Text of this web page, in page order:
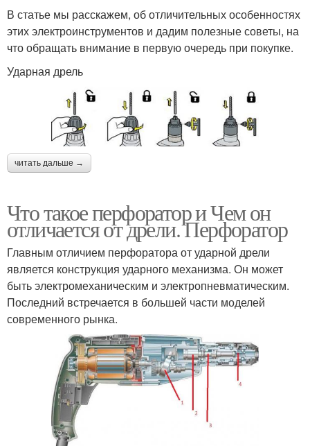
В статье мы расскажем, об отличительных особенностях
этих электроинструментов и дадим полезные советы, на
что обращать внимание в первую очередь при покупке.
Ударная дрель
читать дальше →
Что такое перфоратор и Чем он
отличается от дрели. Перфоратор
Главным отличием перфоратора от ударной дрели
является конструкция ударного механизма. Он может
быть электромеханическим и электропневматическим.
Последний встречается в большей части моделей
современного рынка.